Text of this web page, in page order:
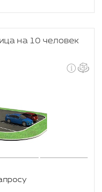
на 10 человек